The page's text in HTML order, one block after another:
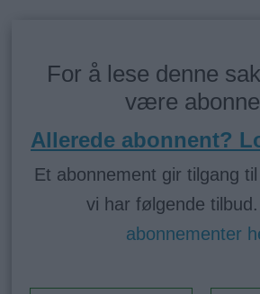
For å lese denne
være
Allerede abonnent?
Et abonnement gir tilgang
vi har følgende
abonnementer